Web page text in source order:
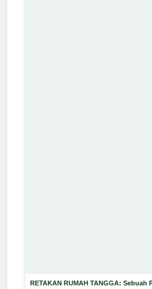
RETAKAN RUMAH TANGGA: Sebuah